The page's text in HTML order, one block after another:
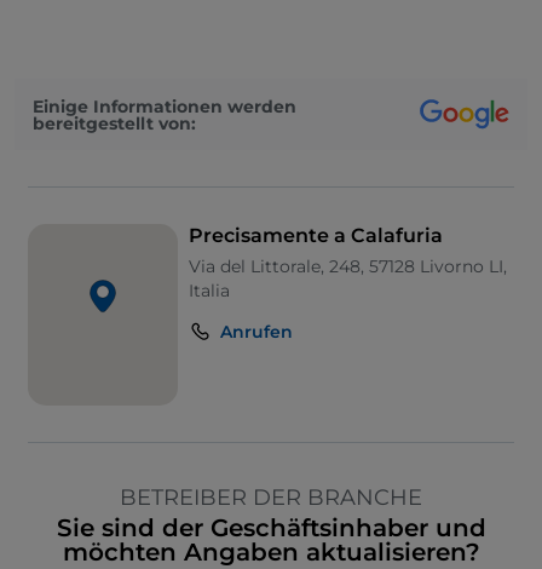
Einige Informationen werden
bereitgestellt von:
Precisamente a Calafuria
Via del Littorale, 248, 57128 Livorno LI,
Italia
Anrufen
BETREIBER DER BRANCHE
Sie sind der Geschäftsinhaber und
möchten Angaben aktualisieren?